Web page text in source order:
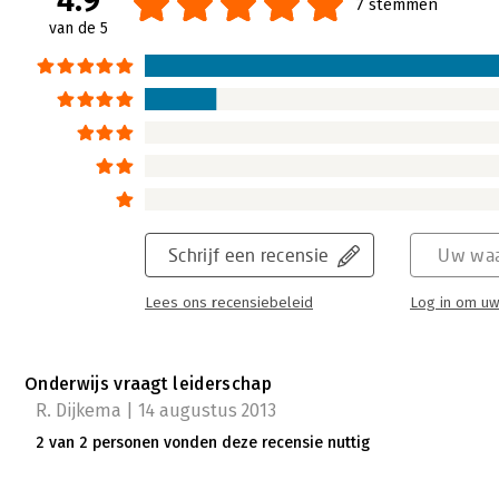
van de 5
7 stemmen
Schrijf een recensie
Lees ons recensiebeleid
Uw
Log in om
Onderwijs vraagt leiderschap
R. Dijkema | 14 augustus 2013
2 van 2 personen vonden deze recensie nuttig